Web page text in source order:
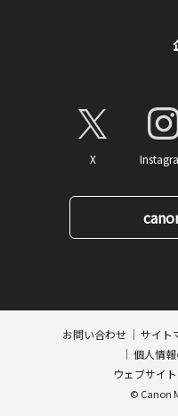
X
お問い合わせ サイト
個人情
ウェブサイ
© Canon